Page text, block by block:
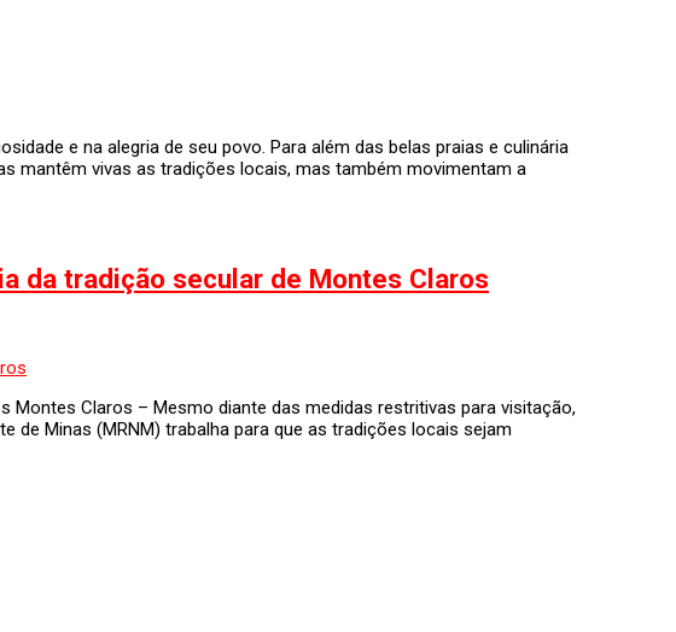
e na alegria de seu povo. Para além das belas praias e culinária
mantêm vivas as tradições locais, mas também movimentam a
da tradição secular de Montes Claros
Montes Claros – Mesmo diante das medidas restritivas para visitação,
de Minas (MRNM) trabalha para que as tradições locais sejam